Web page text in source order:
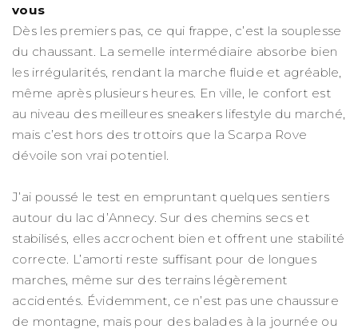
vous
Dès les premiers pas, ce qui frappe, c’est la souplesse
du chaussant. La semelle intermédiaire absorbe bien
les irrégularités, rendant la marche fluide et agréable,
même après plusieurs heures. En ville, le confort est
au niveau des meilleures sneakers lifestyle du marché,
mais c’est hors des trottoirs que la Scarpa Rove
dévoile son vrai potentiel.
J’ai poussé le test en empruntant quelques sentiers
autour du lac d’Annecy. Sur des chemins secs et
stabilisés, elles accrochent bien et offrent une stabilité
correcte. L’amorti reste suffisant pour de longues
marches, même sur des terrains légèrement
accidentés. Évidemment, ce n’est pas une chaussure
de montagne, mais pour des balades à la journée ou